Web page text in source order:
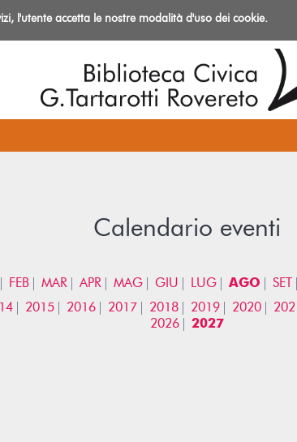
Calendario eventi
FEB MAR APR MAG GIU LUG AGO SET
2015 2016 2017 2018 2019 2020 2021
2026
2027
l'utente accetta le nostre modalità d'uso dei cookie.